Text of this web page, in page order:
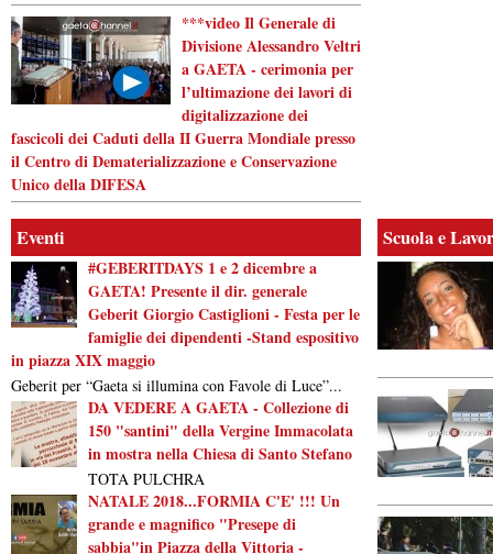
***video Il Generale di
Divisione Alessandro Veltri
a GAETA - cerimonia per
l’ultimazione dei lavori di
digitalizzazione dei
fascicoli dei Caduti della II Guerra Mondiale presso
il Centro di Dematerializzazione e Conservazione
Unico della DIFESA
Eventi
#GEBERITDAYS 1 e 2 dicembre a
GAETA! Presente il dir. generale
Geberit Giorgio Castiglioni - Festa per le
famiglie dei dipendenti -Stand espositivo
in piazza XIX maggio
Geberit per “Gaeta si illumina con Favole di Luce”...
DA VEDERE A GAETA - Collezione di
150 "santini" della Vergine Immacolata
in mostra nella Chiesa di Santo Stefano
TOTA PULCHRA
NATALE 2018...FORMIA C'E' !!! Un
grande e magnifico "Presepe di
sabbia"in Piazza della Vittoria -
Scuola e